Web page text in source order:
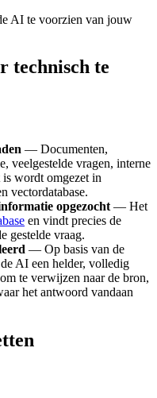
AI te voorzien van jouw
technisch te
— Documenten,
veelgestelde vragen, interne
wordt omgezet in
vectordatabase.
opgezocht — Het
en vindt precies de
gestelde vraag.
— Op basis van de
AI een helder, volledig
te verwijzen naar de bron,
het antwoord vandaan